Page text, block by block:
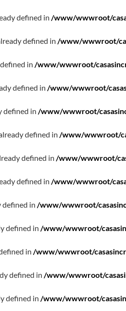
defined in /www/wwwroot/
defined in /www/wwwroot/
in /www/wwwroot/
defined in /www/wwwroot/
defined in /www/wwwroot/
defined in /www/wwwroot/
defined in /www/wwwroot/
defined in /www/wwwroot/
defined in /www/wwwroot/
defined in /www/wwwroot/
in /www/wwwroot/
defined in /www/wwwroot/
defined in /www/wwwroot/